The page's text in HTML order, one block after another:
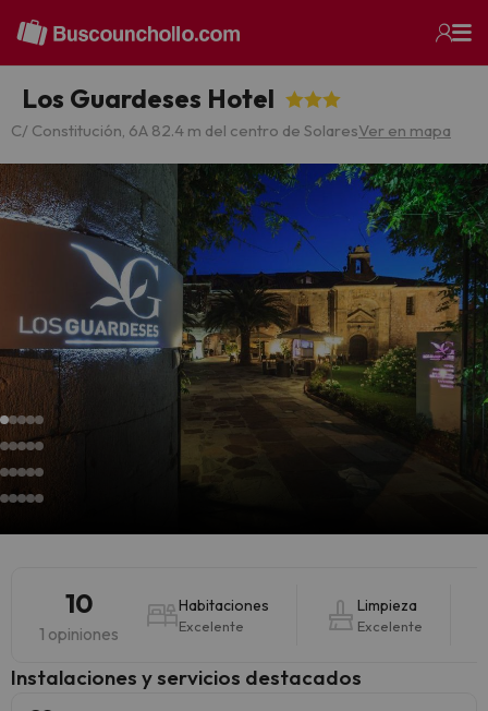
Los Guardeses Hotel
C/ Constitución, 6A 82.4 m del centro de SolaresVer en mapa
10
1 opiniones
Habitaciones
Excelente
Limpieza
Excelente
Instalaciones y servicios destacados